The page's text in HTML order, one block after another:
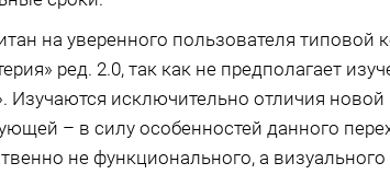
на уверенного пользователя типовой
ред. 2.0, так как не предполагает
Изучаются исключительно отличия
– в силу особенностей данного
не функционального, а визуального